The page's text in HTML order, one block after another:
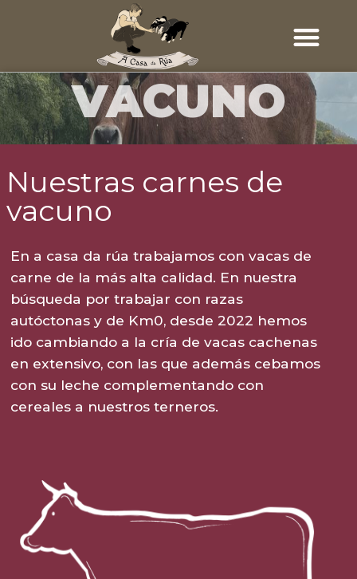
VACUNO
Nuestras carnes de
vacuno
En a casa da rúa trabajamos con vacas de
carne de la más alta calidad. En nuestra
búsqueda por trabajar con razas
autóctonas y de Km0, desde 2022 hemos
ido cambiando a la cría de vacas cachenas
en extensivo, con las que además cebamos
con su leche complementando con
cereales a nuestros terneros.